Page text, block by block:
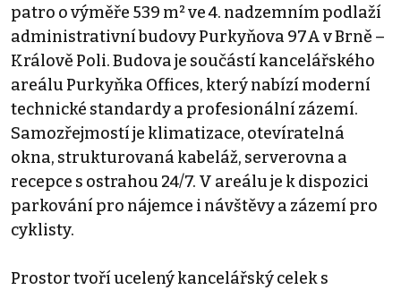
patro o výměře 539 m² ve 4. nadzemním podlaží
administrativní budovy Purkyňova 97A v Brně –
Králově Poli. Budova je součástí kancelářského
areálu Purkyňka Offices, který nabízí moderní
technické standardy a profesionální zázemí.
Samozřejmostí je klimatizace, otevíratelná
okna, strukturovaná kabeláž, serverovna a
recepce s ostrahou 24/7. V areálu je k dispozici
parkování pro nájemce i návštěvy a zázemí pro
cyklisty.
Prostor tvoří ucelený kancelářský celek s